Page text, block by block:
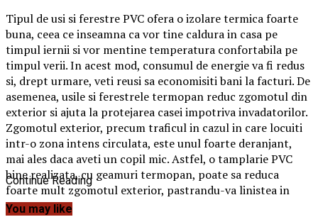
Tipul de usi si ferestre PVC ofera o izolare termica foarte
buna, ceea ce inseamna ca vor tine caldura in casa pe
timpul iernii si vor mentine temperatura confortabila pe
timpul verii. In acest mod, consumul de energie va fi redus
si, drept urmare, veti reusi sa economisiti bani la facturi. De
asemenea, usile si ferestrele termopan reduc zgomotul din
exterior si ajuta la protejarea casei impotriva invadatorilor.
Zgomotul exterior, precum traficul in cazul in care locuiti
intr-o zona intens circulata, este unul foarte deranjant,
mai ales daca aveti un copil mic. Astfel, o tamplarie PVC
bine realizata, cu geamuri termopan, poate sa reduca
foarte mult zgomotul exterior, pastrandu-va linistea in
casa.
Continue Reading
You may like